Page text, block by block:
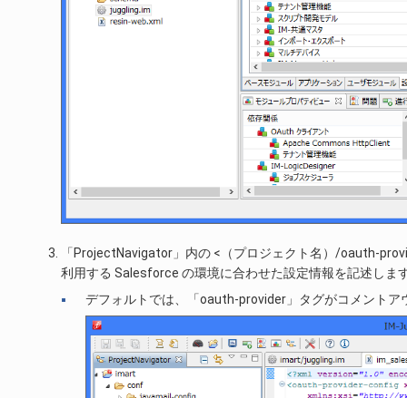
「ProjectNavigator」内の <（プロジェクト名）/oauth-
利用する Salesforce の環境に合わせた設定情報を記述しま
デフォルトでは、「oauth-provider」タグがコメント